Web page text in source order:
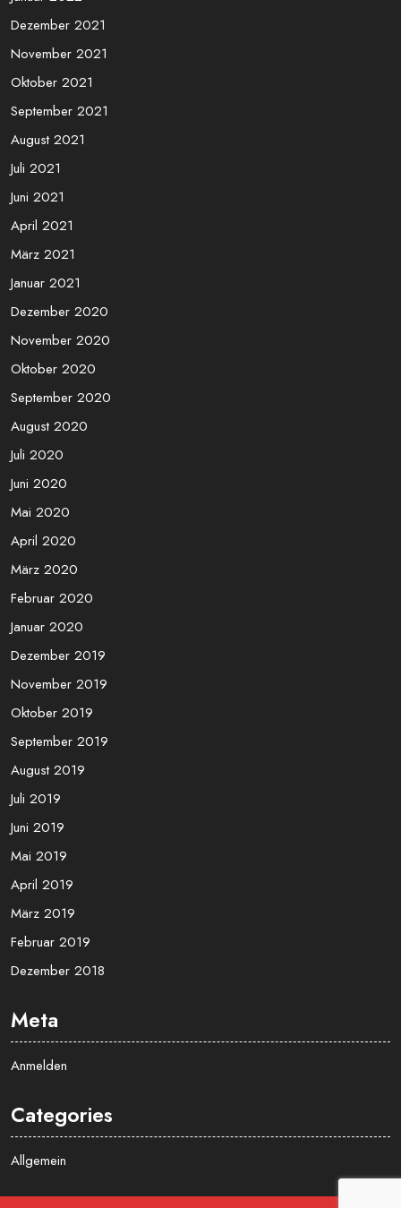
Dezember 2021
November 2021
Oktober 2021
September 2021
August 2021
Juli 2021
Juni 2021
April 2021
März 2021
Januar 2021
Dezember 2020
November 2020
Oktober 2020
September 2020
August 2020
Juli 2020
Juni 2020
Mai 2020
April 2020
März 2020
Februar 2020
Januar 2020
Dezember 2019
November 2019
Oktober 2019
September 2019
August 2019
Juli 2019
Juni 2019
Mai 2019
April 2019
März 2019
Februar 2019
Dezember 2018
Meta
Anmelden
Categories
Allgemein